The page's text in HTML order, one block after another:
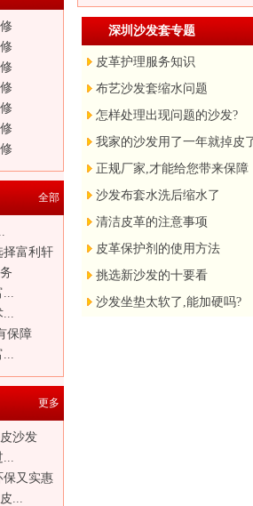
全部
择富利轩
...
...
保障
...
更多
沙发
...
保又实惠
...
深圳沙发套专题
皮革护理服务知识
布艺沙发套缩水问题
怎样处理出现问题的沙发?
我家的沙发用了一年就掉皮
正规厂家,才能给您带来保障
沙发布套水洗后缩水了
清洁皮革的注意事项
皮革保护剂的使用方法
挑选新沙发的十要看
沙发坐垫太软了,能加硬吗?